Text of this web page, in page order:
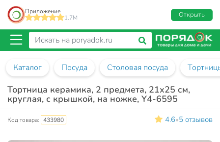
Приложение
1.7M
Открыть
Каталог Посуда Столовая посуда
Тортница керамика, 2 предмета, 21х25 см,
круглая, с крышкой, на ножке, Y4-6595
Код товара: 433980 4.6•5 отзывов